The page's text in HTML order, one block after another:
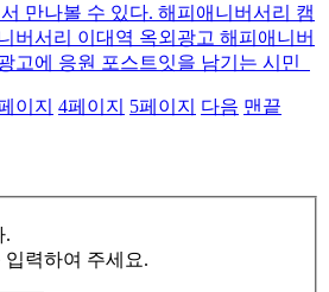
만나볼 수 있다. 해피애니버서리 캠
버서리 이대역 옥외광고 해피애니버
고에 응원 포스트잇을 남기는 시민
이지 4페이지 5페이지 다음 맨끝
.
력하여 주세요.